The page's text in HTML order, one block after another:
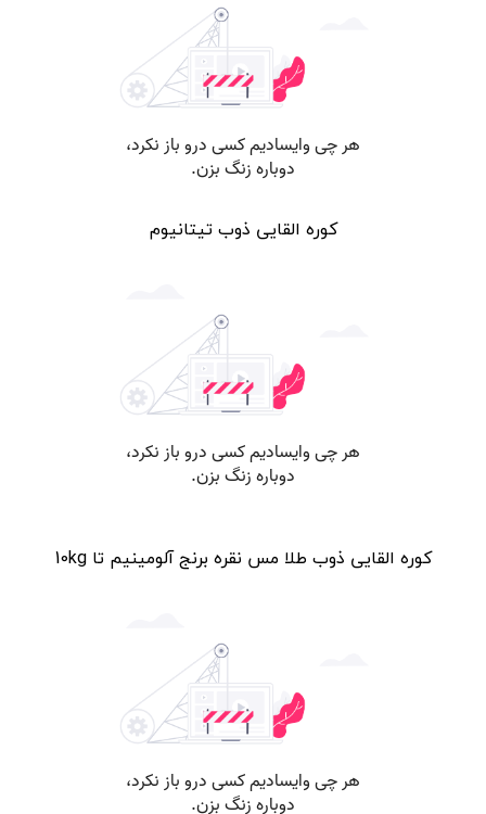
کوره القایی ذوب تیتانیوم
کوره القایی ذوب طلا مس نقره برنج آلومینیم تا 10kg